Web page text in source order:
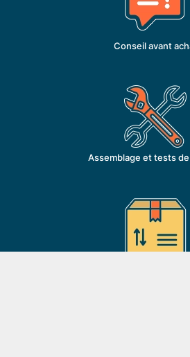
Conseil avant
Assemblage et tests